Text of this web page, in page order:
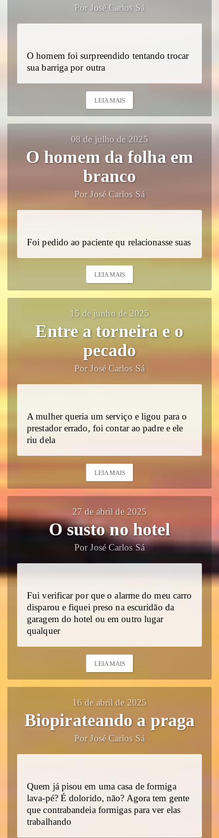
Por José Carlos Sá
O homem foi surpreendido tentando trocar
sua barriga por outra
LEIA MAIS
08 de julho de 2025
O homem da folha em
branco
Por José Carlos Sá
Foi pedido ao paciente qu relacionasse suas
LEIA MAIS
15 de junho de 2025
Entre a torneira e o
pecado
Por José Carlos Sá
A mulher queria um serviço e ligou para o
prestador errado, foi contar ao padre e ele
riu dela
LEIA MAIS
27 de abril de 2025
O susto no hotel
Por José Carlos Sá
Fui verificar por que o alarme do meu carro
disparou e fiquei preso na escuridão da
garagem do hotel ou em outro lugar
qualquer
LEIA MAIS
16 de abril de 2025
Biopirateando a praga
Por José Carlos Sá
Quem já pisou em uma casa de formiga
lava-pé? É dolorido, não? Agora tem gente
que contrabandeia formigas para ver elas
trabalhando